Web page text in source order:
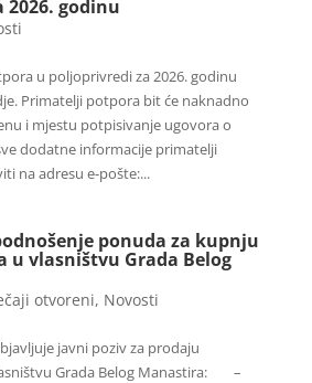
godinu
u poljoprivredi za 2026. godinu
Primatelji potpora bit će naknadno
i mjestu potpisivanje ugovora o
dodatne informacije primatelji
na adresu e-pošte:...
ponuda za kupnju
u vlasništvu Grada Belog
otvoreni, Novosti
javni poziv za prodaju
Grada Belog Manastira: –